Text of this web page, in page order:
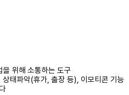
위해 소통하는 도구
상태파악(휴가, 출장 등), 이모티콘 기능